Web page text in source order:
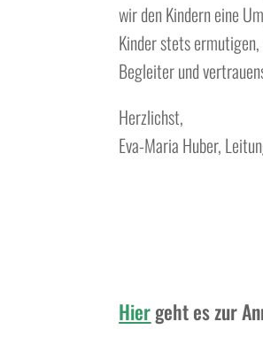
wir den Kindern eine
Kinder stets
Begleiter und
Herzlichst,
Eva-Maria Huber,
Hiergeht es zur